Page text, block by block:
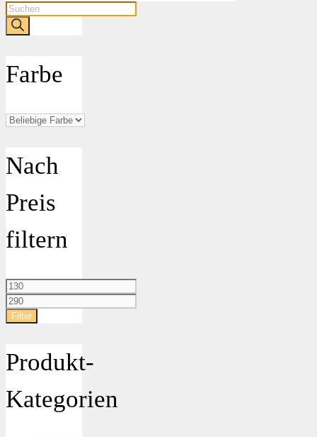
Products
search
Farbe
Nach
Preis
filtern
Min.
Preis
Max.
Preis
Filter
Produkt-
Kategorien